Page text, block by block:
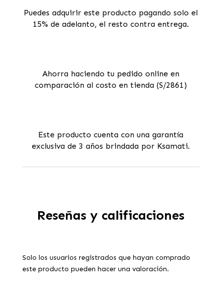
Puedes adquirir este producto pagando solo el
15% de adelanto, el resto contra entrega.
Ahorra haciendo tu pedido online en
comparación al costo en tienda (S/2861)
Este producto cuenta con una garantía
exclusiva de 3 años brindada por Ksamati.
Reseñas y calificaciones
Solo los usuarios registrados que hayan comprado
este producto pueden hacer una valoración.